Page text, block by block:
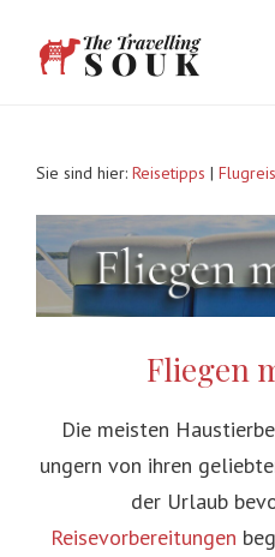
Sie sind hier: Reisetipps |
Fliegen
Die meisten
ungern von ihren
der Urlaub
Reisevorbereitungen